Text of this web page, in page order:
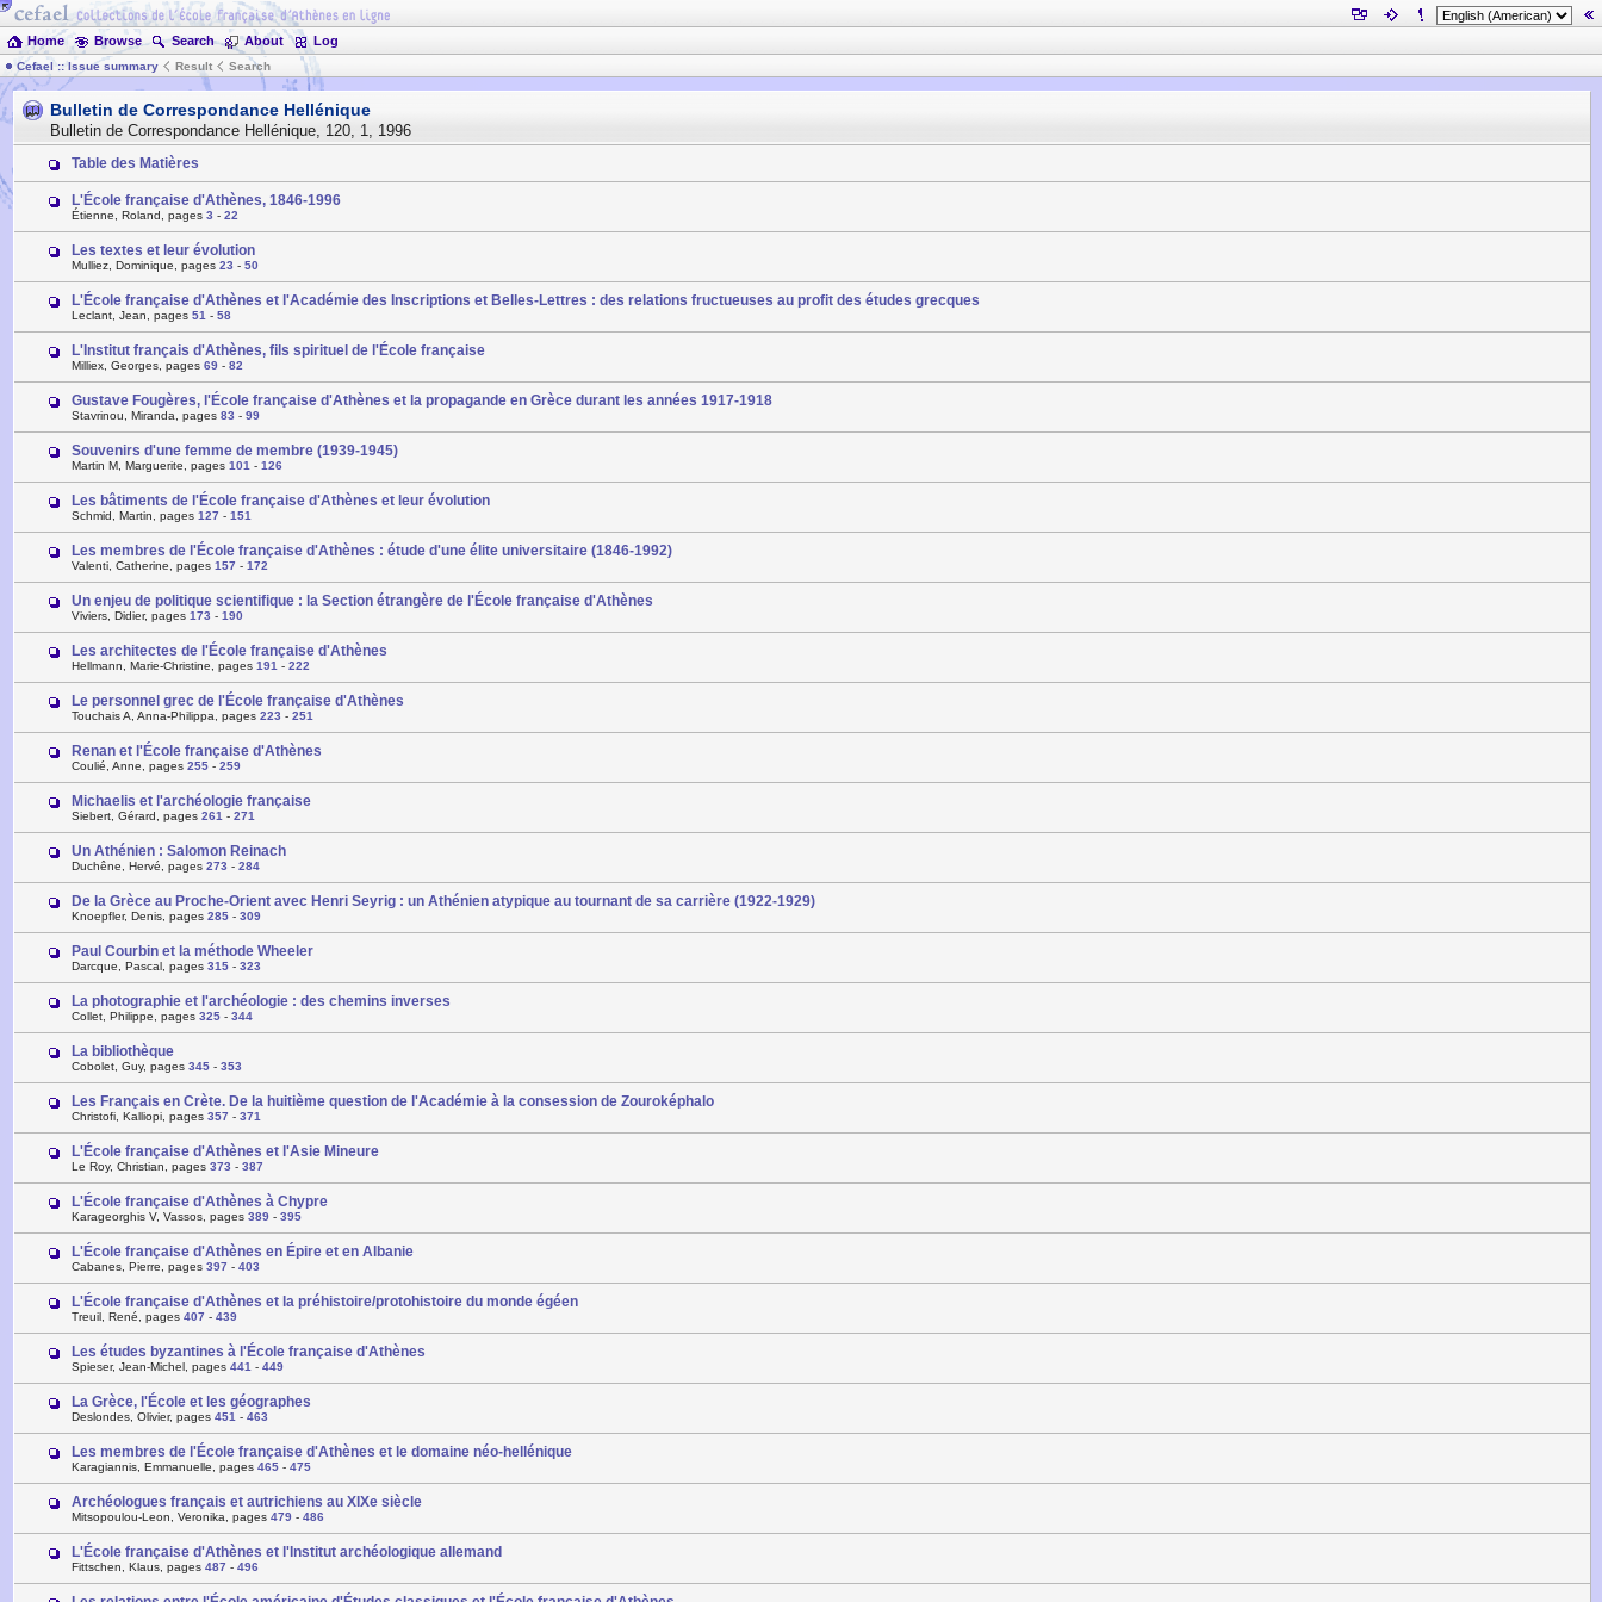
Home Browse Search About Log
Cefael :: Issue summary Result Search
Bulletin de Correspondance Hellénique
Bulletin de Correspondance Hellénique, 120, 1, 1996
Table des Matières
L'École française d'Athènes, 1846-1996
Étienne, Roland, pages 3 - 22
Les textes et leur évolution
Mulliez, Dominique, pages 23 - 50
L'École française d'Athènes et l'Académie des Inscriptions et Belles-Lettres : des relations fructueuses au profit des études grecques
Leclant, Jean, pages 51 - 58
L'Institut français d'Athènes, fils spirituel de l'École française
Milliex, Georges, pages 69 - 82
Gustave Fougères, l'École française d'Athènes et la propagande en Grèce durant les années 1917-1918
Stavrinou, Miranda, pages 83 - 99
Souvenirs d'une femme de membre (1939-1945)
Martin M, Marguerite, pages 101 - 126
Les bâtiments de l'École française d'Athènes et leur évolution
Schmid, Martin, pages 127 - 151
Les membres de l'École française d'Athènes : étude d'une élite universitaire (1846-1992)
Valenti, Catherine, pages 157 - 172
Un enjeu de politique scientifique : la Section étrangère de l'École française d'Athènes
Viviers, Didier, pages 173 - 190
Les architectes de l'École française d'Athènes
Hellmann, Marie-Christine, pages 191 - 222
Le personnel grec de l'École française d'Athènes
Touchais A, Anna-Philippa, pages 223 - 251
Renan et l'École française d'Athènes
Coulié, Anne, pages 255 - 259
Michaelis et l'archéologie française
Siebert, Gérard, pages 261 - 271
Un Athénien : Salomon Reinach
Duchêne, Hervé, pages 273 - 284
De la Grèce au Proche-Orient avec Henri Seyrig : un Athénien atypique au tournant de sa carrière (1922-1929)
Knoepfler, Denis, pages 285 - 309
Paul Courbin et la méthode Wheeler
Darcque, Pascal, pages 315 - 323
La photographie et l'archéologie : des chemins inverses
Collet, Philippe, pages 325 - 344
La bibliothèque
Cobolet, Guy, pages 345 - 353
Les Français en Crète. De la huitième question de l'Académie à la consession de Zouroképhalo
Christofi, Kalliopi, pages 357 - 371
L'École française d'Athènes et l'Asie Mineure
Le Roy, Christian, pages 373 - 387
L'École française d'Athènes à Chypre
Karageorghis V, Vassos, pages 389 - 395
L'École française d'Athènes en Épire et en Albanie
Cabanes, Pierre, pages 397 - 403
L'École française d'Athènes et la préhistoire/protohistoire du monde égéen
Treuil, René, pages 407 - 439
Les études byzantines à l'École française d'Athènes
Spieser, Jean-Michel, pages 441 - 449
La Grèce, l'École et les géographes
Deslondes, Olivier, pages 451 - 463
Les membres de l'École française d'Athènes et le domaine néo-hellénique
Karagiannis, Emmanuelle, pages 465 - 475
Archéologues français et autrichiens au XIXe siècle
Mitsopoulou-Leon, Veronika, pages 479 - 486
L'École française d'Athènes et l'Institut archéologique allemand
Fittschen, Klaus, pages 487 - 496